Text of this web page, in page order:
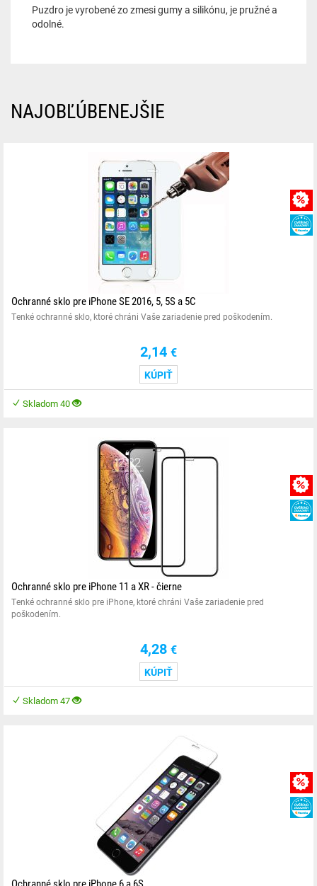
Puzdro je vyrobené zo zmesi gumy a silikónu, je pružné a
odolné.
NAJOBĽÚBENEJŠIE
Ochranné sklo pre iPhone SE 2016, 5, 5S a 5C
Tenké ochranné sklo, ktoré chráni Vaše zariadenie pred poškodením.
2,14 €
KÚPIŤ
Skladom 40
Ochranné sklo pre iPhone 11 a XR - čierne
Tenké ochranné sklo pre iPhone, ktoré chráni Vaše zariadenie pred
poškodením.
4,28 €
KÚPIŤ
Skladom 47
Ochranné sklo pre iPhone 6 a 6S